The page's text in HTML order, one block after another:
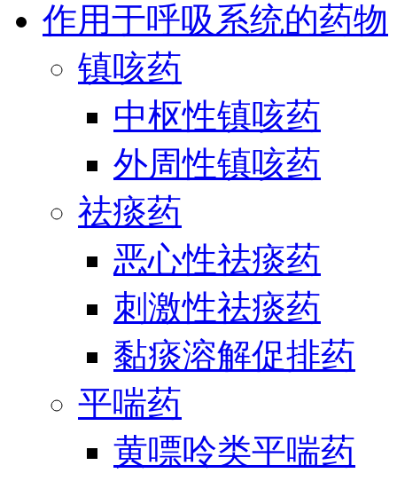
作用于呼吸系统的药物
镇咳药
中枢性镇咳药
外周性镇咳药
祛痰药
恶心性祛痰药
刺激性祛痰药
黏痰溶解促排药
平喘药
黄嘌呤类平喘药